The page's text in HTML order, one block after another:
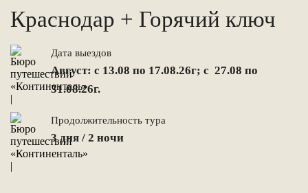
Краснодар + Горячий ключ
Дата выездов
Август: с 13.08 по 17.08.26г; с 27.08 по
31.08.26г.
Продолжительность тура
3 дня / 2 ночи